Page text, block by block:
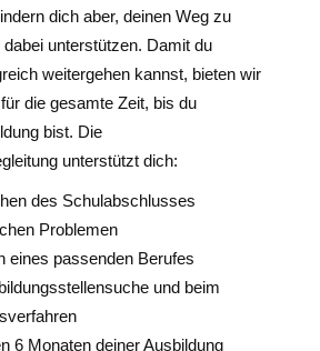
dich aber, deinen Weg zu
unterstützen. Damit du
weitergehen kannst, bieten wir
die gesamte Zeit, bis du
bist. Die
unterstützt dich:
des Schulabschlusses
Problemen
eines passenden Berufes
und beim
6 Monaten deiner Ausbildung